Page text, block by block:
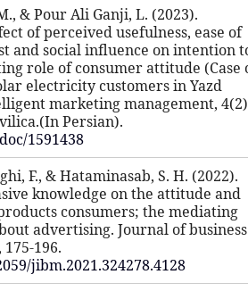
[18] Ghamkhari, S. M., & Pour Ali
Investigating the effect of
use, enjoyment, trust and social
use with the mediating role of
study: Household solar electricity
city). Journal of intelligent
66-87. Yazd, Iran. Civilica.(In
https://civilica.com/doc/1591438
[19] Abolhasani Targhi, F., &
The effect of persuasive
lifestyle of organic products
role of skepticism about
management, 14(1), 175-196.
https://doi.org/10.22059/